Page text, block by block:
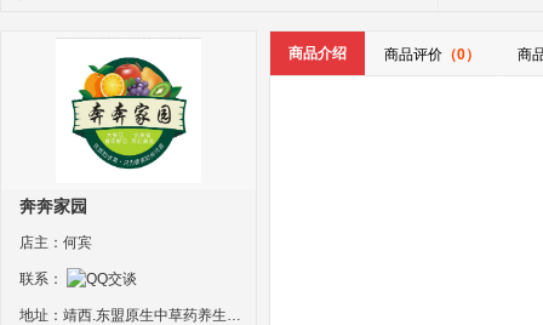
奔奔家园
店主：何宾
联系：
地址：靖西.东盟原生中草药养生物流中心15号 楼115-116号商铺“经营场所:靖西市新 靖镇吉坡村地州屯‘叫喊’谷
商品介绍 商品评价 （0） 商